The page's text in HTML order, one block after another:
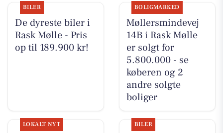
BILER
De dyreste biler i
Rask Mølle - Pris
op til 189.900 kr!
BOLIGMARKED
Møllersmindevej
14B i Rask Mølle
er solgt for
5.800.000 - se
køberen og 2
andre solgte
boliger
LOKALT NYT BILER